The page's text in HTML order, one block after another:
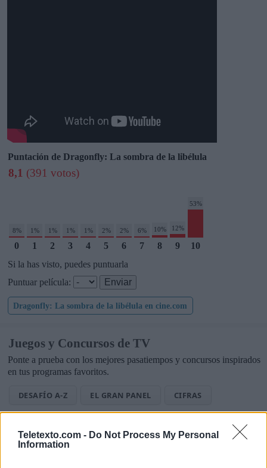
Teletexto.com - Do Not Process My Personal
Information
Puntación de Dragonfly: La sombra de la libélula
8,1 (391 votos)
8% 1% 1% 1% 1% 2% 2% 6% 10% 12%
53%
0 1 2 3 4 5 6 7 8 9
10
Si la has visto, puedes puntuarla
Puntuar película:
Dragonfly: La sombra de la libélula en cine.com
Juegos y Concursos de TV
Ponte a prueba con los mejores pasatiempos y concursos inspirados
en tus programas favoritos.
DESAFÍO A-Z EL GRAN PANEL CIFRAS